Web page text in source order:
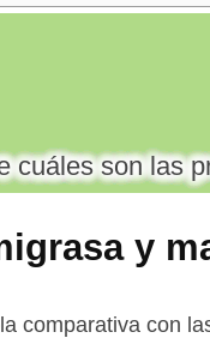
y
cuáles son las
comparativa con